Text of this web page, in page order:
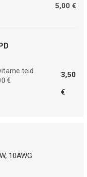
5,00 €
teid
€
3,50
€
10AWG